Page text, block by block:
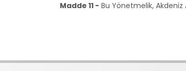
Madde 11 - Bu Yönetmelik, Akdeniz